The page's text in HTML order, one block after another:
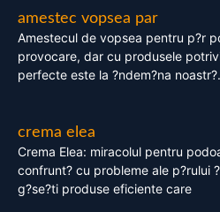
amestec vopsea par
Amestecul de vopsea pentru p?r
provocare, dar cu produsele
perfecte este la ?ndem?na
crema elea
Crema Elea: miracolul pentru
confrunt? cu probleme ale p?rului
g?se?ti produse eficiente care